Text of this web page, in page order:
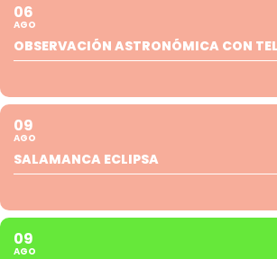
06
AGO
OBSERVACIÓN ASTRONÓMICA CON
09
AGO
SALAMANCA ECLIPSA
09
AGO